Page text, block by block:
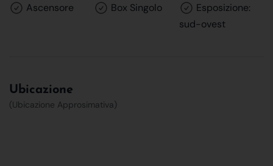
Ascensore Box Singolo
Esposizione:
sud-ovest
Ubicazione
(Ubicazione Approsimativa)